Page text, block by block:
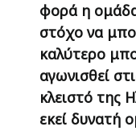
φορά η
στόχο να
καλύτερο
αγωνισθεί
κλειστό της
εκεί δυνατή